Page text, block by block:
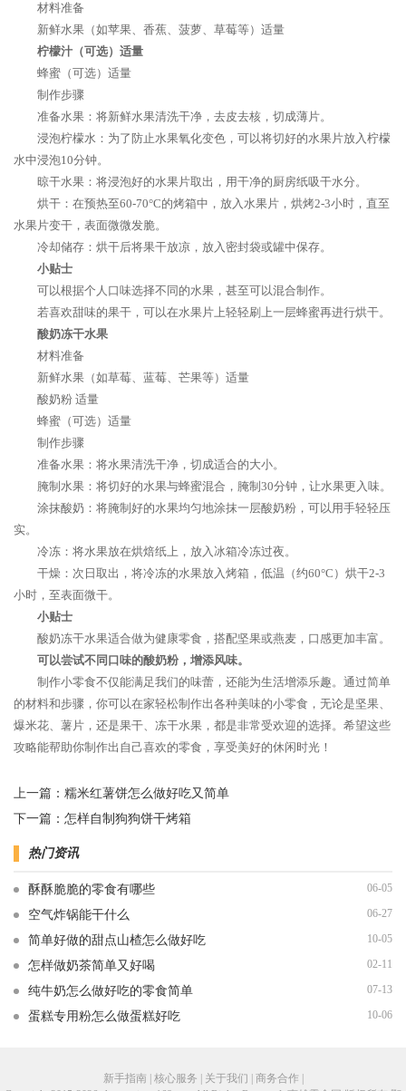
材料准备
新鲜水果（如苹果、香蕉、菠萝、草莓等）适量
柠檬汁（可选）适量
蜂蜜（可选）适量
制作步骤
准备水果：将新鲜水果清洗干净，去皮去核，切成薄片。
浸泡柠檬水：为了防止水果氧化变色，可以将切好的水果片放入柠檬
水中浸泡10分钟。
晾干水果：将浸泡好的水果片取出，用干净的厨房纸吸干水分。
烘干：在预热至60-70°C的烤箱中，放入水果片，烘烤2-3小时，直至
水果片变干，表面微微发脆。
冷却储存：烘干后将果干放凉，放入密封袋或罐中保存。
小贴士
可以根据个人口味选择不同的水果，甚至可以混合制作。
若喜欢甜味的果干，可以在水果片上轻轻刷上一层蜂蜜再进行烘干。
酸奶冻干水果
材料准备
新鲜水果（如草莓、蓝莓、芒果等）适量
酸奶粉 适量
蜂蜜（可选）适量
制作步骤
准备水果：将水果清洗干净，切成适合的大小。
腌制水果：将切好的水果与蜂蜜混合，腌制30分钟，让水果更入味。
涂抹酸奶：将腌制好的水果均匀地涂抹一层酸奶粉，可以用手轻轻压
实。
冷冻：将水果放在烘焙纸上，放入冰箱冷冻过夜。
干燥：次日取出，将冷冻的水果放入烤箱，低温（约60°C）烘干2-3
小时，至表面微干。
小贴士
酸奶冻干水果适合做为健康零食，搭配坚果或燕麦，口感更加丰富。
可以尝试不同口味的酸奶粉，增添风味。
制作小零食不仅能满足我们的味蕾，还能为生活增添乐趣。通过简单
的材料和步骤，你可以在家轻松制作出各种美味的小零食，无论是坚果、
爆米花、薯片，还是果干、冻干水果，都是非常受欢迎的选择。希望这些
攻略能帮助你制作出自己喜欢的零食，享受美好的休闲时光！
上一篇： 糯米红薯饼怎么做好吃又简单
下一篇： 怎样自制狗狗饼干烤箱
热门资讯
酥酥脆脆的零食有哪些 06-05
空气炸锅能干什么 06-27
简单好做的甜点山楂怎么做好吃 10-05
怎样做奶茶简单又好喝 02-11
纯牛奶怎么做好吃的零食简单 07-13
蛋糕专用粉怎么做蛋糕好吃 10-06
新手指南 | 核心服务 | 关于我们 | 商务合作 |